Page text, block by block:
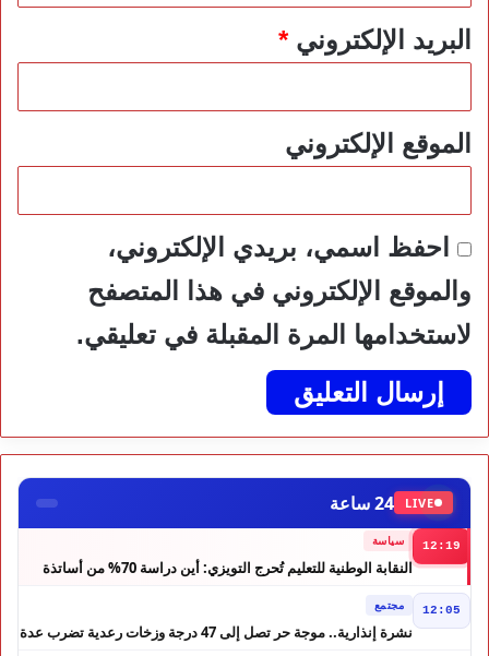
البريد الإلكتروني*
الموقع الإلكتروني
احفظ اسمي، بريدي الإلكتروني،
والموقع الإلكتروني في هذا المتصفح
لاستخدامها المرة المقبلة في تعليقي.
LIVE 24 ساعة
12:19 سياسة
النقابة الوطنية للتعليم تُحرج التويزي: أين دراسة 70% من أساتذة
12:05 مجتمع
نشرة إنذارية.. موجة حر تصل إلى 47 درجة وزخات رعدية تضرب عدة